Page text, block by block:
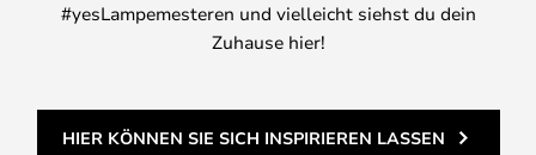
#yesLampemesteren und vielleicht siehst du dein
Zuhause hier!
HIER KÖNNEN SIE SICH INSPIRIEREN LASSEN